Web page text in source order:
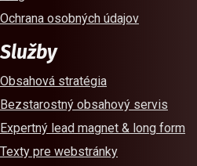
Ochrana osobných údajov
Služby
Obsahová stratégia
Bezstarostný obsahový servis
Expertný lead magnet & long form
Texty pre webstránky